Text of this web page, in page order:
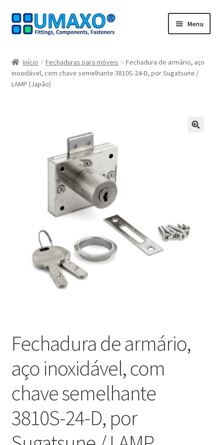
Ir
para
Saltar
para
Menu
A minha conta
Contate agora
Nossos parceiros
Política de cancelamento
Proteção de dados
TERMOS
Início Fechaduras para móveis
Fechadura de armário, aço
inoxidável, com chave semelhante 3810S-24-D, por Sugatsune /
LAMP (Japão)
Fechadura de armário,
aço inoxidável, com
chave semelhante
3810S-24-D, por